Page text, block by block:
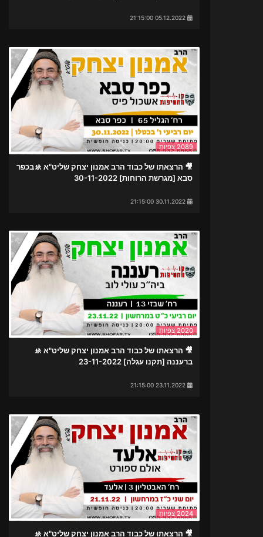
2089 צפיות
🎥 הרצאתו של כבוד הרב אמנון יצחק שליט"א 🚸בכפר
סבא [מגרשת הרוחות] 30-11-2022
2020 צפיות
🎥 הרצאתו של כבוד הרב אמנון יצחק שליט"א 🚸
ברעננה ‏[תקנו עגלה] 23-11-2022
2024 צפיות
🎥 הרצאתו של כבוד הרב אמנון יצחק שליט"א 🚸